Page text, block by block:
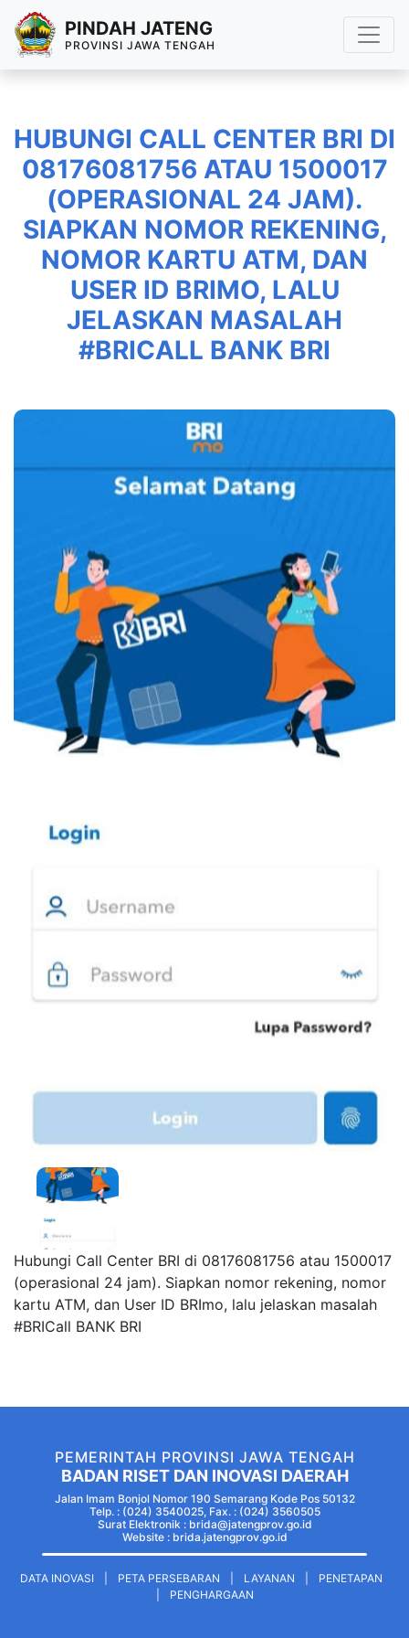
PINDAH JATENG
PROVINSI JAWA TENGAH
HUBUNGI CALL CENTER BRI DI
08176081756 ATAU 1500017
(OPERASIONAL 24 JAM).
SIAPKAN NOMOR REKENING,
NOMOR KARTU ATM, DAN
USER ID BRIMO, LALU
JELASKAN MASALAH
#BRICALL BANK BRI
Hubungi Call Center BRI di 08176081756 atau 1500017
(operasional 24 jam). Siapkan nomor rekening, nomor
kartu ATM, dan User ID BRImo, lalu jelaskan masalah
#BRICall BANK BRI
PEMERINTAH PROVINSI JAWA TENGAH
BADAN RISET DAN INOVASI DAERAH
Jalan Imam Bonjol Nomor 190 Semarang Kode Pos 50132
Telp. : (024) 3540025, Fax. : (024) 3560505
Surat Elektronik : brida@jatengprov.go.id
Website : brida.jatengprov.go.id
DATA INOVASI PETA PERSEBARAN LAYANAN
PENETAPAN
PENGHARGAAN